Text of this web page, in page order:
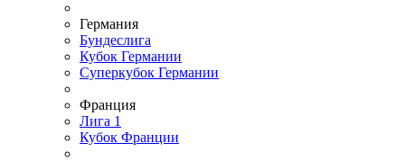
Германия
Бундеслига
Кубок Германии
Суперкубок Германии
Франция
Лига 1
Кубок Франции